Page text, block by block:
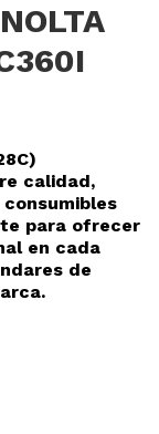
)
calidad,
para ofrecer
en cada
de